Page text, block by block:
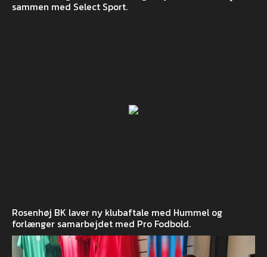
sammen med Select Sport.
Rosenhøj BK laver ny klubaftale med Hummel og
forlænger samarbejdet med Pro Fodbold.